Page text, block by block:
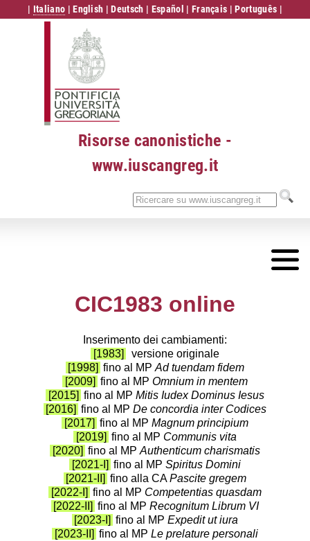
| Italiano |English |Deutsch | Español | Français |Português |
Risorse canonistiche -
www.iuscangreg.it
CIC1983 online
Inserimento dei cambiamenti:
[1983]
versione originale
[1998] fino al MPAd tuendam fidem
[2009] fino al MP Omnium in mentem
[2015] fino al MP Mitis Iudex Dominus Iesus
[2016] fino al MPDe concordia inter Codices
[2017] fino al MP Magnum principium
[2019] fino al MP Communis vita
[2020] fino al MP Authenticum charismatis
[2021-I] fino al MP Spiritus Domini
[2021-II] fino allaCAPascite gregem
[2022-I] fino al MP Competentias quasdam
[2022-II] fino al MPRecognitum Librum VI
[2023-I] fino al MPExpedit ut iura
[2023-II] fino al MP Le prelature personali